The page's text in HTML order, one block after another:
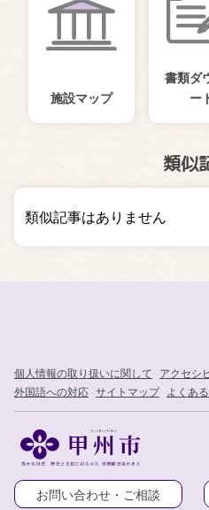
施設マップ
書類ダ
ー
類似
類似記事はありません
個人情報の取り扱いに関して アクセシ
外国語への対応 サイトマップ よくあ
お問い合わせ・ご相談